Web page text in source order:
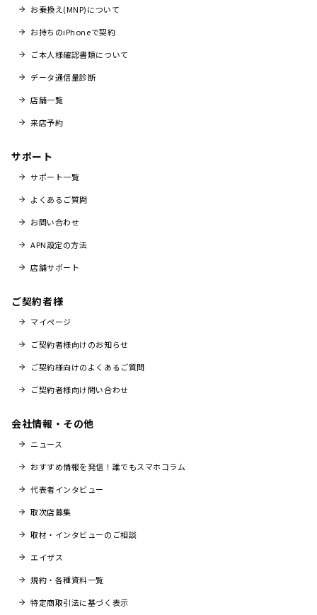
お乗換え(MNP)について
お持ちのiPhoneで契約
ご本人様確認書類について
データ通信量診断
店舗一覧
来店予約
サポート
サポート一覧
よくあるご質問
お問い合わせ
APN設定の方法
店舗サポート
ご契約者様
マイページ
ご契約者様向けのお知らせ
ご契約様向けのよくあるご質問
ご契約者様向け問い合わせ
会社情報・その他
ニュース
おすすめ情報を発信！誰でもスマホコラム
代表者インタビュー
取次店募集
取材・インタビューのご相談
エイザス
規約・各種資料一覧
特定商取引法に基づく表示